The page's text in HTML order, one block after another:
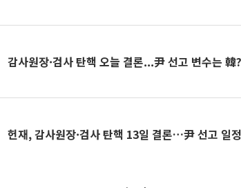
감사원장·검사 탄핵 오늘 결론...尹 선고 변수는 韓?
헌재, 감사원장·검사 탄핵 13일 결론…尹 선고 일